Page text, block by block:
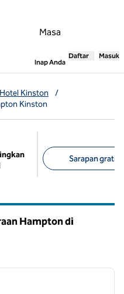
Masa
Inap Anda,Membuka
Daftar Masuk
Hotel Kinston
/
Kinston
Sarapan gratis
Hampton di